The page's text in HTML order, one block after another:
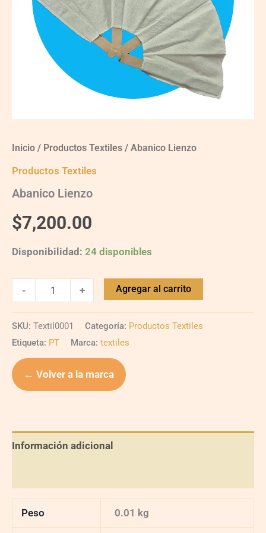
Inicio / Productos Textiles / Abanico Lienzo
Productos Textiles
Abanico Lienzo
$7,200.00
Disponibilidad: 24 disponibles
- + Agregar al carrito
SKU: Textil0001 Categoría: Productos Textiles
Etiqueta: PT Marca: textiles
← Volver a la marca
Información adicional
Peso 0.01 kg